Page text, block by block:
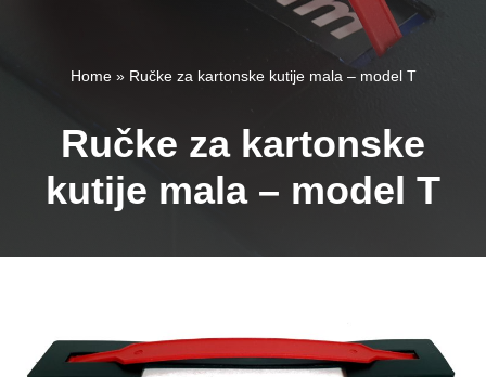
Home» Ručke za kartonske kutije mala – model T
Ručke za kartonske
kutije mala – model T